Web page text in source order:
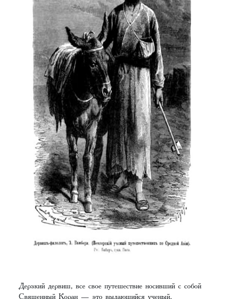
Дерзкий дервиш, все свое путешествие носивший с собой
Священный Коран — это выдающийся ученый,